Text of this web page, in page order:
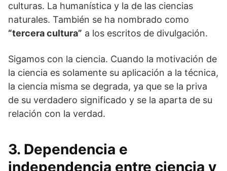
culturas. La humanística y la de las ciencias
naturales. También se ha nombrado como
“tercera cultura” a los escritos de divulgación.
Sigamos con la ciencia. Cuando la motivación de
la ciencia es solamente su aplicación a la técnica,
la ciencia misma se degrada, ya que se la priva
de su verdadero significado y se la aparta de su
relación con la verdad.
3. Dependencia e
independencia entre ciencia y